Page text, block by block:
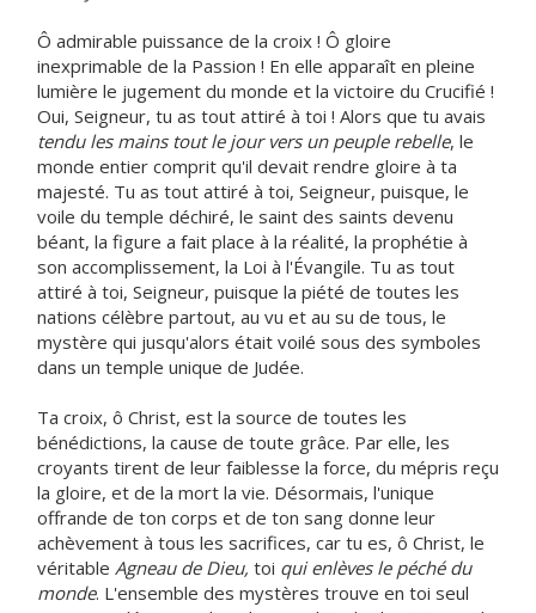
Ô admirable puissance de la croix ! Ô gloire
inexprimable de la Passion ! En elle apparaît en pleine
lumière le jugement du monde et la victoire du Crucifié !
Oui, Seigneur, tu as tout attiré à toi ! Alors que tu avais
tendu les mains tout le jour vers un peuple rebelle, le
monde entier comprit qu'il devait rendre gloire à ta
majesté. Tu as tout attiré à toi, Seigneur, puisque, le
voile du temple déchiré, le saint des saints devenu
béant, la figure a fait place à la réalité, la prophétie à
son accomplissement, la Loi à l'Évangile. Tu as tout
attiré à toi, Seigneur, puisque la piété de toutes les
nations célèbre partout, au vu et au su de tous, le
mystère qui jusqu'alors était voilé sous des symboles
dans un temple unique de Judée.
Ta croix, ô Christ, est la source de toutes les
bénédictions, la cause de toute grâce. Par elle, les
croyants tirent de leur faiblesse la force, du mépris reçu
la gloire, et de la mort la vie. Désormais, l'unique
offrande de ton corps et de ton sang donne leur
achèvement à tous les sacrifices, car tu es, ô Christ, le
véritable Agneau de Dieu, toi qui enlèves le péché du
monde. L'ensemble des mystères trouve en toi seul